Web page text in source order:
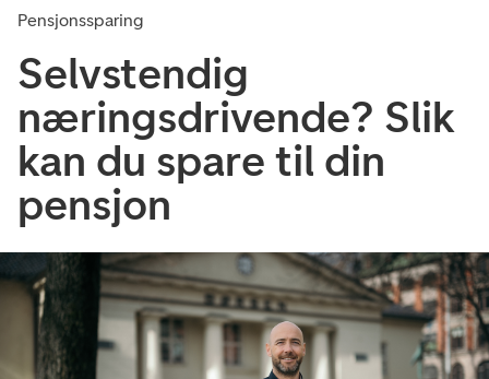
Pensjonssparing
Selvstendig
næringsdrivende? Slik
kan du spare til din
pensjon